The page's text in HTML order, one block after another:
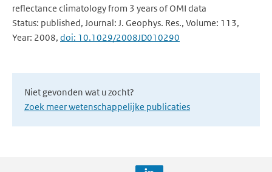
reflectance climatology from 3 years of OMI data
Status: published, Journal: J. Geophys. Res., Volume: 113,
Year: 2008, doi: 10.1029/2008JD010290
Niet gevonden wat u zocht?
Zoek meer wetenschappelijke publicaties